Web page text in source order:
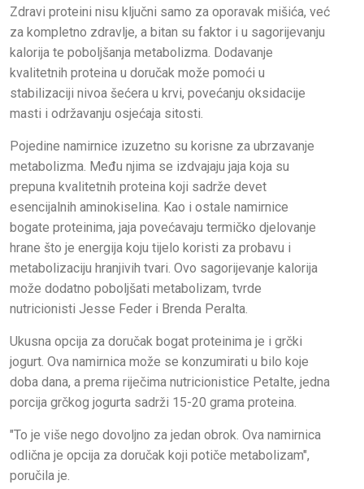
Zdravi proteini nisu ključni samo za oporavak mišića, već
za kompletno zdravlje, a bitan su faktor i u sagorijevanju
kalorija te poboljšanja metabolizma. Dodavanje
kvalitetnih proteina u doručak može pomoći u
stabilizaciji nivoa šećera u krvi, povećanju oksidacije
masti i održavanju osjećaja sitosti.
Pojedine namirnice izuzetno su korisne za ubrzavanje
metabolizma. Među njima se izdvajaju jaja koja su
prepuna kvalitetnih proteina koji sadrže devet
esencijalnih aminokiselina. Kao i ostale namirnice
bogate proteinima, jaja povećavaju termičko djelovanje
hrane što je energija koju tijelo koristi za probavu i
metabolizaciju hranjivih tvari. Ovo sagorijevanje kalorija
može dodatno poboljšati metabolizam, tvrde
nutricionisti Jesse Feder i Brenda Peralta.
Ukusna opcija za doručak bogat proteinima je i grčki
jogurt. Ova namirnica može se konzumirati u bilo koje
doba dana, a prema riječima nutricionistice Petalte, jedna
porcija grčkog jogurta sadrži 15-20 grama proteina.
"To je više nego dovoljno za jedan obrok. Ova namirnica
odlična je opcija za doručak koji potiče metabolizam",
poručila je.